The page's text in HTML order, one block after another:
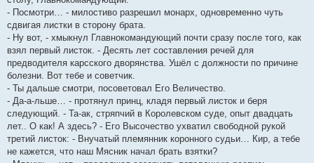
- Посмотри… - милостиво разрешил монарх, одновременно чуть
сдвигая листки в сторону брата.
- Ну вот, - хмыкнул Главнокомандующий почти сразу после того, как
взял первый листок. - Десять лет составления речей для
предводителя карсского дворянства. Ушёл с должности по причине
болезни. Вот тебе и советчик.
- Ты дальше смотри, посоветовал Его Величество.
- Да-а-льше… - протянул принц, кладя первый листок и беря
следующий. - Та-ак, стряпчий в Королевском суде, опыт двадцать
лет.. О как! А здесь? - Его Высочество ухватил свободной рукой
третий листок: - Внучатый племянник коронного судьи… Кир, а тебе
не кажется, что наш Мясник начал брать взятки?